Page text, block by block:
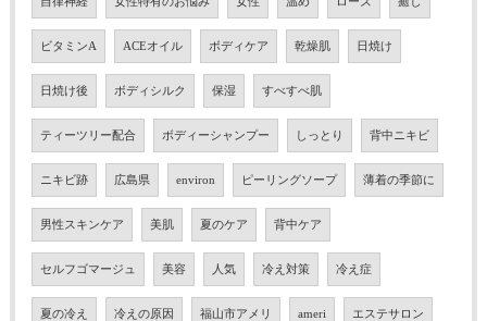
ビタミンA ACEオイル ボディケア 乾燥肌 日焼け
日焼け後 ボディシルク 保湿 すべすべ肌
ティーツリー配合 ボディーシャンプー しっとり 背中ニキビ
ニキビ跡 広島県 environ ピーリングソープ 薄着の季節に
男性スキンケア 美肌 夏のケア 背中ケア
セルフゴマージュ 美容 人気 冷え対策 冷え症
夏の冷え 冷えの原因 福山市アメリ ameri エステサロン